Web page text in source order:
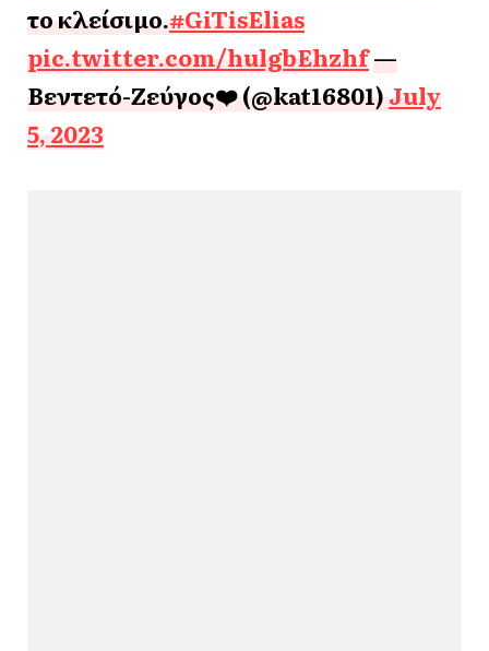
το κλείσιμο.#GiTisElias
pic.twitter.com/hulgbEhzhf—
Βεντετό-Ζεύγος❤️ (@kat16801)July
5, 2023